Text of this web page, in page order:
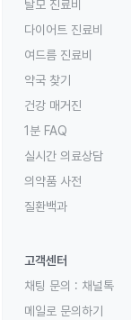
탈모 진료비
다이어트 진료비
여드름 진료비
약국 찾기
건강 매거진
1분 FAQ
실시간 의료상담
의약품 사전
질환백과
고객센터
채팅 문의 : 채널톡
메일로 문의하기